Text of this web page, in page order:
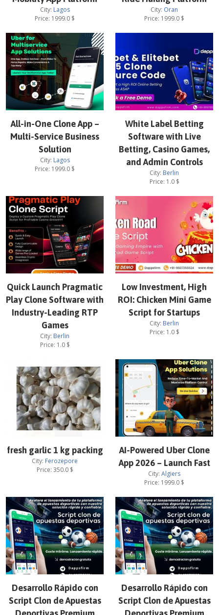
City: Lagos
Price: 1999.0 $
City: Oran
Price: 1999.0 $
All-in-One Clone App –
Multi-Service Business
Solution
City: Lagos
Price: 1999.0 $
White Label Betting
Software with Live
Betting, Casino Games,
and Admin Controls
City: Berlin
Price: 1.0$
Quick Launch Pragmatic
Play Clone Software with
Industry-Leading RTP
Games
City: Berlin
Price: 1.0$
Low Investment, High
ROI: Chicken Mini Game
Script for Startups
City: Berlin
Price: 1.0$
fresh garlic 1 kg packing
City: Ferozepore
Price: 350.0$
AI-Powered Uber Clone
App 2026 – Launch Fast
City: Algiers
Price: 1999.0 $
Desarrollo Rápido con
Script Clon de Apuestas
Desarrollo Rápido con
Script Clon de Apuestas